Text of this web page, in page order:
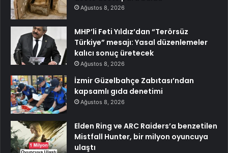
Ağustos 8, 2026
MHP’li Feti Yıldız’dan “Terörsüz
Türkiye” mesajı: Yasal düzenlemeler
kalıcı sonuç üretecek
Ağustos 8, 2026
İzmir Güzelbahçe Zabıtası’ndan
kapsamlı gıda denetimi
Ağustos 8, 2026
Elden Ring ve ARC Raiders’a benzetilen
Mistfall Hunter, bir milyon oyuncuya
ulaştı